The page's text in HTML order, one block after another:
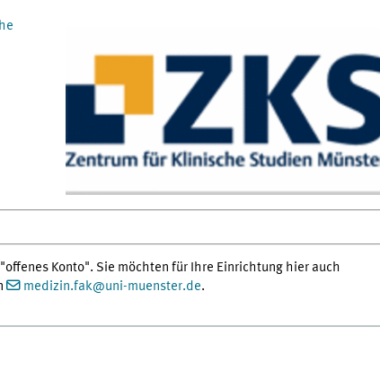
Konto". Sie möchten für Ihre Einrichtung hier auch
medizin.fak@uni-muenster.de.